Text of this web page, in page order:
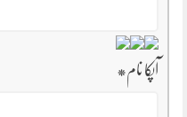
آپکا نام*